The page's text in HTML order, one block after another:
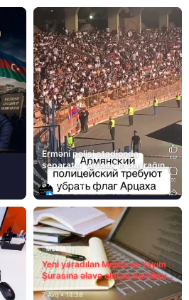
Erməni polisi stadionda
separatçı “Artsax”ın bayrağını
müsadirə etdi və…
8 Avq • 08:39
MEDİA
Yeni yaradılan Media və Yayım
Şurasına əlavə olaraq bu hüquq
və vəzifələr də verilib
7 Avq • 14:38